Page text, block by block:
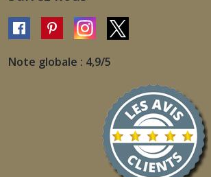
Note globale : 4,9/5